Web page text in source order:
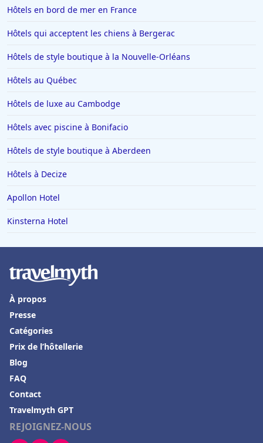
Hôtels à Plailly
Hôtels à La Toussuire
Hôtels en Lorraine
Hôtels à Châtillon-sur-Seine
Hôtels à Brest
Hôtels dans Loctudy
Hôtels à Auron
Hôtels à Roscoff
Hôtels aux Baux-de-Provence
Hôtels dans le Gers
Hôtels à Ramara
Hôtels à Rocamadour
Hôtels à Ramatuelle
Hôtels à Châtenay-Malabry
Hôtels à Grigny
Hôtels en bord de mer en France
Hôtels qui acceptent les chiens à Bergerac
Hôtels de style boutique à la Nouvelle-Orléans
Hôtels au Québec
Hôtels de luxe au Cambodge
Hôtels avec piscine à Bonifacio
Hôtels de style boutique à Aberdeen
Hôtels à Decize
Apollon Hotel
Kinsterna Hotel
REJOIGNEZ-NOUS
À propos
Presse
Catégories
Prix de l’hôtellerie
Blog
FAQ
Contact
Travelmyth GPT